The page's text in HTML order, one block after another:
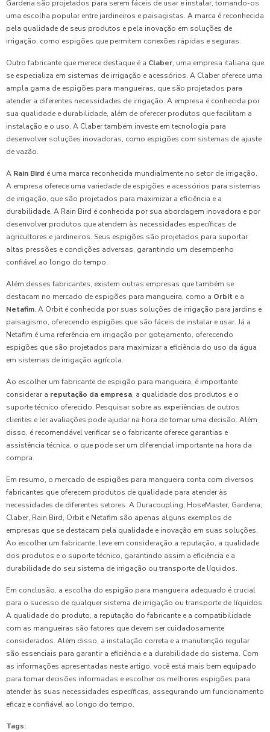
Gardena são projetados para serem fáceis de usar e instalar, tornando-os
uma escolha popular entre jardineiros e paisagistas. A marca é reconhecida
pela qualidade de seus produtos e pela inovação em soluções de
irrigação, como espigões que permitem conexões rápidas e seguras.
Outro fabricante que merece destaque é a Claber, uma empresa italiana que
se especializa em sistemas de irrigação e acessórios. A Claber oferece uma
ampla gama de espigões para mangueiras, que são projetados para
atender a diferentes necessidades de irrigação. A empresa é conhecida por
sua qualidade e durabilidade, além de oferecer produtos que facilitam a
instalação e o uso. A Claber também investe em tecnologia para
desenvolver soluções inovadoras, como espigões com sistemas de ajuste
de vazão.
A Rain Bird é uma marca reconhecida mundialmente no setor de irrigação.
A empresa oferece uma variedade de espigões e acessórios para sistemas
de irrigação, que são projetados para maximizar a eficiência e a
durabilidade. A Rain Bird é conhecida por sua abordagem inovadora e por
desenvolver produtos que atendem às necessidades específicas de
agricultores e jardineiros. Seus espigões são projetados para suportar
altas pressões e condições adversas, garantindo um desempenho
confiável ao longo do tempo.
Além desses fabricantes, existem outras empresas que também se
destacam no mercado de espigões para mangueira, como a Orbit e a
Netafim. A Orbit é conhecida por suas soluções de irrigação para jardins e
paisagismo, oferecendo espigões que são fáceis de instalar e usar. Já a
Netafim é uma referência em irrigação por gotejamento, oferecendo
espigões que são projetados para maximizar a eficiência do uso da água
em sistemas de irrigação agrícola.
Ao escolher um fabricante de espigão para mangueira, é importante
considerar a reputação da empresa, a qualidade dos produtos e o
suporte técnico oferecido. Pesquisar sobre as experiências de outros
clientes e ler avaliações pode ajudar na hora de tomar uma decisão. Além
disso, é recomendável verificar se o fabricante oferece garantias e
assistência técnica, o que pode ser um diferencial importante na hora da
compra.
Em resumo, o mercado de espigões para mangueira conta com diversos
fabricantes que oferecem produtos de qualidade para atender às
necessidades de diferentes setores. A Duracoupling, HoseMaster, Gardena,
Claber, Rain Bird, Orbit e Netafim são apenas alguns exemplos de
empresas que se destacam pela qualidade e inovação em suas soluções.
Ao escolher um fabricante, leve em consideração a reputação, a qualidade
dos produtos e o suporte técnico, garantindo assim a eficiência e a
durabilidade do seu sistema de irrigação ou transporte de líquidos.
Em conclusão, a escolha do espigão para mangueira adequado é crucial
para o sucesso de qualquer sistema de irrigação ou transporte de líquidos.
A qualidade do produto, a reputação do fabricante e a compatibilidade
com as mangueiras são fatores que devem ser cuidadosamente
considerados. Além disso, a instalação correta e a manutenção regular
são essenciais para garantir a eficiência e a durabilidade do sistema. Com
as informações apresentadas neste artigo, você está mais bem equipado
para tomar decisões informadas e escolher os melhores espigões para
atender às suas necessidades específicas, assegurando um funcionamento
eficaz e confiável ao longo do tempo.
Tags: